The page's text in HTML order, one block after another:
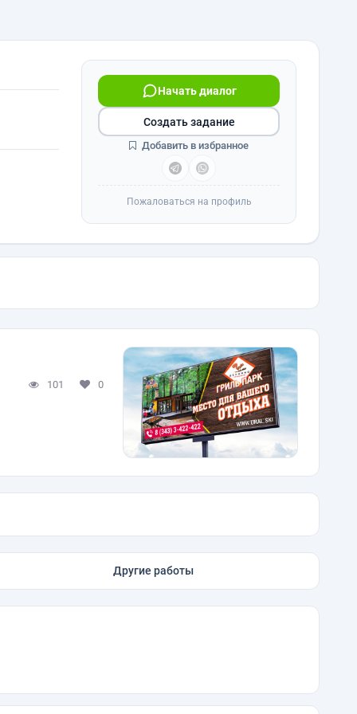
Начать диалог
Создать задание
Добавить в избранное
Пожаловаться на профиль
101 0
Другие работы